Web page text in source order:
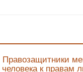
к правам